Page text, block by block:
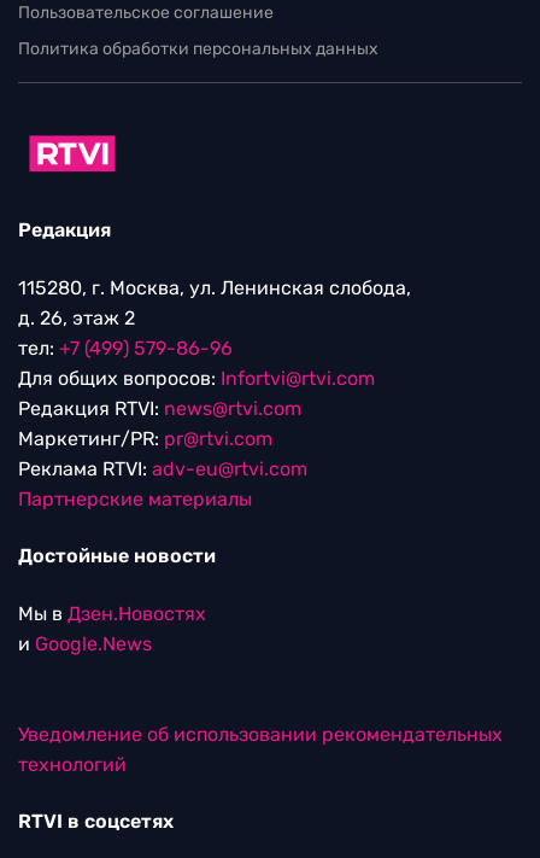
Пользовательское соглашение
Политика обработки персональных данных
Редакция
115280, г. Москва, ул. Ленинская слобода,
д. 26, этаж 2
тел: +7 (499) 579-86-96
Для общих вопросов: Infortvi@rtvi.com
Редакция RTVI: news@rtvi.com
Маркетинг/PR: pr@rtvi.com
Реклама RTVI: adv-eu@rtvi.com
Партнерские материалы
Достойные новости
Мы в Дзен.Новостях
и Google.News
Уведомление об использовании рекомендательных
технологий
RTVI в соцсетях